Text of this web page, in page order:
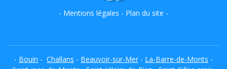
- Mentions légales - Plan du site -
- Bouin - Challans - Beauvoir-sur-Mer - La-Barre-de-Monts -